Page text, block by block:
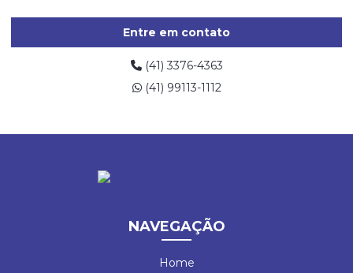
Entre em contato
(41) 3376-4363
(41) 99113-1112
NAVEGAÇÃO
Home